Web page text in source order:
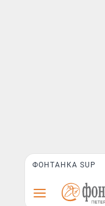
ФОНТАНКА SUP